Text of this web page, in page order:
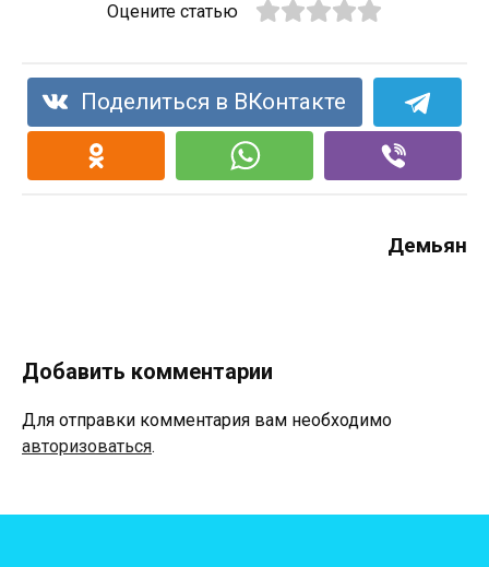
Оцените статью
Поделиться в ВКонтакте
Демьян
Добавить комментарии
Для отправки комментария вам необходимо
авторизоваться.